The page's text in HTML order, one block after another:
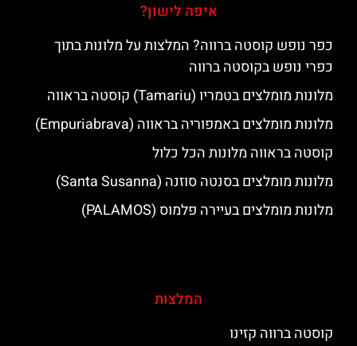
איפה לישון?
כפר נופש קוסטה ברווה? המלצות על מלונות בתוך
כפרי נופש בקוסטה ברווה
מלונות מומלצים בטמריו (Tamariu) קוסטה בראווה
מלונות מומלצים באמפוריה בראווה (Empuriabrava)
קוסטה בראווה מלונות הכל כלול
מלונות מומלצים בסנטה סוזנה (Santa Susanna)
מלונות מומלצים בעיירה פלמוס (PALAMOS)
המלצות
קוסטה ברווה קזינו